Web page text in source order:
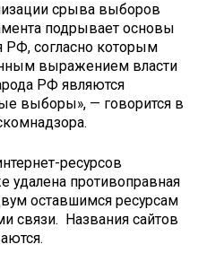
срыва выборов
подрывает основы
РФ, согласно которым
выражением власти
РФ являются
выборы», — говорится в
ресурсов
удалена противоправная
оставшимся ресурсам
связи. Названия сайтов